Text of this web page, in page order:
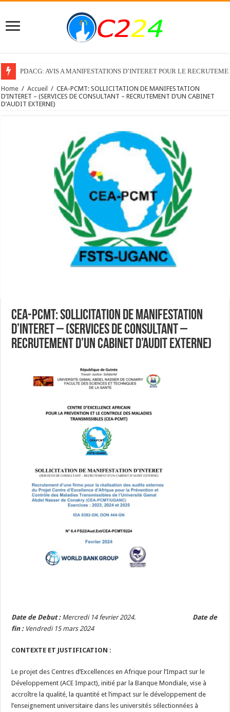
PDACG: AVIS A MANIFESTATIONS D’INTERET POUR LE
Home / Accueil / CEA-PCMT: SOLLICITATION DE MANIFESTATION
D’INTERET – (SERVICES DE CONSULTANT – RECRUTEMENT D’UN CABINET
D’AUDIT EXTERNE)
CEA-PCMT: SOLLICITATION DE MANIFESTATION
D’INTERET – (SERVICES DE CONSULTANT –
RECRUTEMENT D’UN CABINET D’AUDIT EXTERNE)
Date de Debut : Mercredi 14 fevrier 2024.
Date de
fin : Vendredi 15 mars 2024
CONTEXTE ET JUSTIFICATION :
Le projet des Centres d’Excellences en Afrique pour l’Impact sur le
Développement (ACE Impact), initié par la Banque Mondiale, vise à
accroître la qualité, la quantité et l’impact sur le développement de
l’enseignement universitaire dans les universités sélectionnées à